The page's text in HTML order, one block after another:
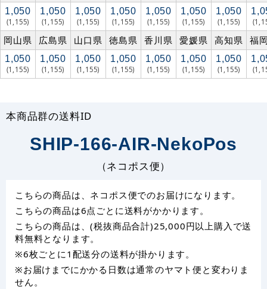
1,050
(1,155)
1,050
(1,155)
1,050
(1,155)
1,050
(1,155)
1,050
(1,155)
1,050
(1,155)
1,050
(1,155)
岡山県 広島県 山口県 徳島県 香川県 愛媛県 高知県 福
1,050
(1,155)
1,050
(1,155)
1,050
(1,155)
1,050
(1,155)
1,050
(1,155)
1,050
(1,155)
1,050
(1,155)
本商品群の送料ID
SHIP-166-AIR-NekoPos
（ネコポス便）
こちらの商品は、ネコポス便でのお届けになります。
こちらの商品は6点ごとに送料がかかります。
こちらの商品は、(税抜商品合計)25,000円以上購入で送
料無料となります。
※6枚ごとに1配送分の送料が掛かります。
※お届けまでにかかる日数は通常のヤマト便と変わりま
せん。